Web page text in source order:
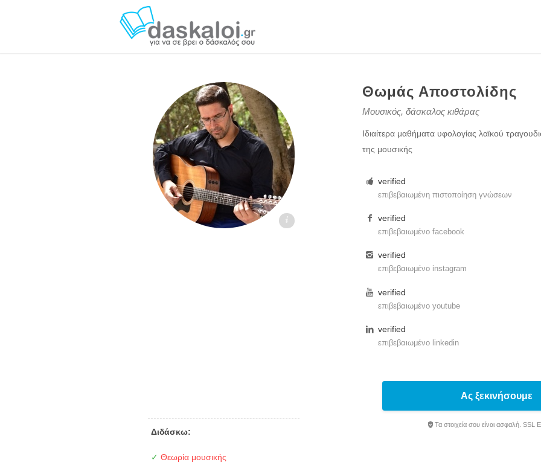
Θωμάς Αποστολίδης daskaloi.gr
Θωμάς Αποστολίδης
Μουσικός, δάσκαλος κιθάρας
Ιδιαίτερα μαθήματα υφολογίας λαϊκού
της μουσικής
verified
επιβεβαιωμένη πιστοποίηση γνώσεων
verified
επιβεβαιωμένο facebook
verified
επιβεβαιωμένο instagram
verified
επιβεβαιωμένο youtube
verified
επιβεβαιωμένο linkedin
Διδάσκω:
✓ Θεωρία μουσικής
Ας ξεκινήσουμε
Τα στοιχεία σου είναι ασφαλή. SSL